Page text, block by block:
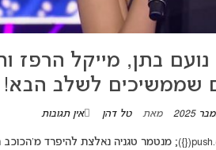
בתן, מייקל הרפז
שממשיכים לשלב הבא!
מאת טל דהן אין תגובות